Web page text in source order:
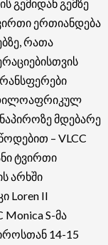
გემიდან გემზე
ერთიანდება
რათა
მდებარე
– VLCC
ტვირთი
არხში
Loren II
Monica S-მა
14-15